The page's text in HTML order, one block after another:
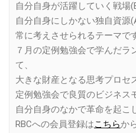
自分自身が活躍していく戦場
自分自身にしかない独自資源
常に考えさせられるテーマで
７月の定例勉強会で学んだラ
て、
大きな財産となる思考プロセ
定例勉強会で良質のビジネス
自分自身のなかで革命を起こ
RBCへの会員登録はこちらか